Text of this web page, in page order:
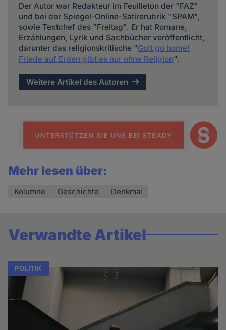
Der Autor war Redakteur im Feuilleton der "FAZ"
und bei der Spiegel-Online-Satirerubrik "SPAM",
sowie Textchef des "Freitag". Er hat Romane,
Erzählungen, Lyrik und Sachbücher veröffentlicht,
darunter das religionskritische "Gott go home!
Friede auf Erden gibt es nur ohne Religion".
Weitere Artikel des Autoren
Mehr lesen über:
Kolumne Geschichte Denkmal
Verwandte Artikel
POLITIK